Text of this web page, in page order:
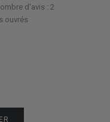
d'avis : 2
ouvrés